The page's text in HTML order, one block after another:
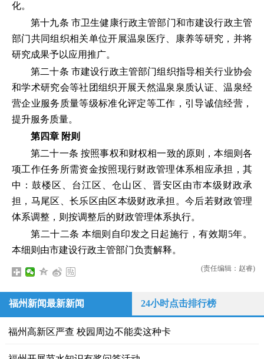
化。
第十九条 市卫生健康行政主管部门和市建设行政主管
部门共同组织相关单位开展温泉医疗、康养等研究，并将
研究成果予以应用推广。
第二十条 市建设行政主管部门组织指导相关行业协会
和学术研究会等社团组织开展天然温泉泉质认证、温泉经
营企业服务质量等级标准化评定等工作，引导诚信经营，
提升服务质量。
第四章 附则
第二十一条 按照事权和财权相一致的原则，本细则各
项工作任务所需资金按照现行财政管理体系相应承担，其
中：鼓楼区、台江区、仓山区、晋安区由市本级财政承
担，马尾区、长乐区由区本级财政承担。今后若财政管理
体系调整，则按调整后的财政管理体系执行。
第二十二条 本细则自印发之日起施行，有效期5年。
本细则由市建设行政主管部门负责解释。
(责任编辑：赵睿)
福州新闻最新新闻 24小时点击排行榜
福州高新区严查 校园周边不能卖这种卡